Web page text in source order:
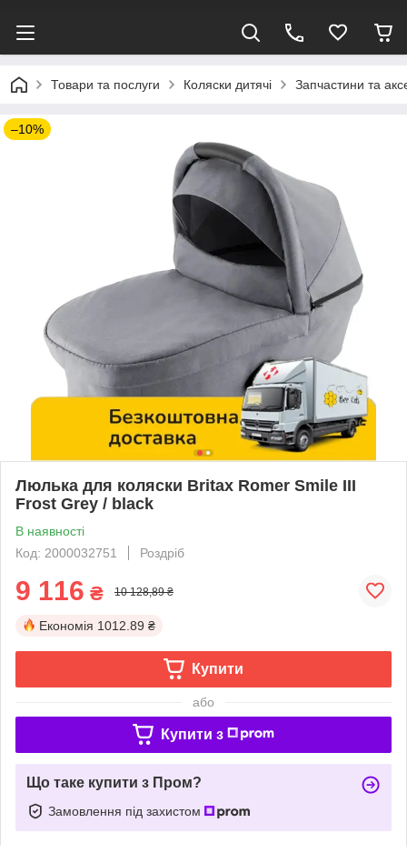
Товари та послуги Коляски дитячі Запчастини та
–10%
Люлька для коляски Britax Romer Smile III
Frost Grey / black
В наявності
Код: 2000032751
Роздріб
9 116 ₴ 10 128,89 ₴
Економія 1012.89 ₴
Купити
або
Купити з
Що таке купити з Пром?
Замовлення під захистом